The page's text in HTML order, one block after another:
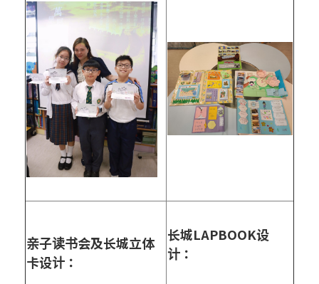
亲子读书会及长城立体
卡设计：
长城LAPBOOK设
计：